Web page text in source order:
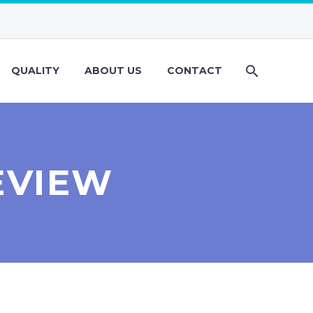
QUALITY ABOUT US CONTACT